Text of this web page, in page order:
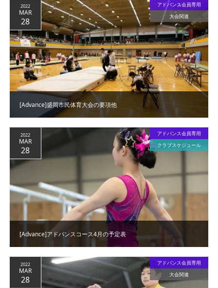
[Advance]盛岡市民体育大会の要項他
2022
MAR
28
アドバンス会員専用
大会関連
[Advance]アドバンスコース4月の予定表
2022
MAR
28
アドバンス会員専用
クラブスケジュール
2022
MAR
28
アドバンス会員専用
大会関連